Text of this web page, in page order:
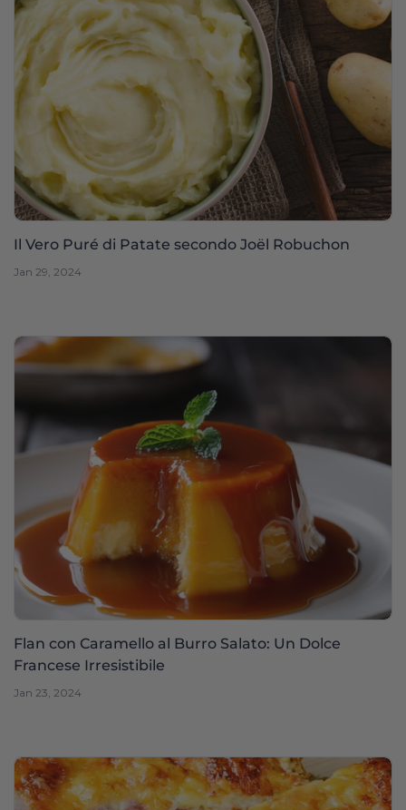
Il Vero Puré di Patate secondo Joël Robuchon
Jan 29, 2024
Flan con Caramello al Burro Salato: Un Dolce
Francese Irresistibile
Jan 23, 2024